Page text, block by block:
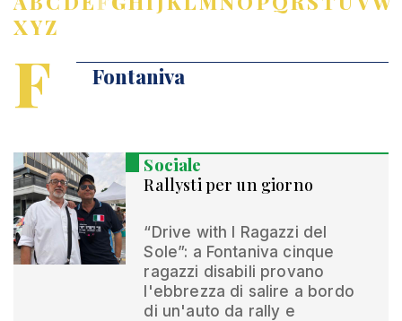
XYZ
F Fontaniva
Sociale
Rallysti per un giorno
“Drive with I Ragazzi del
Sole”: a Fontaniva cinque
ragazzi disabili provano
l'ebbrezza di salire a bordo
di un'auto da rally e